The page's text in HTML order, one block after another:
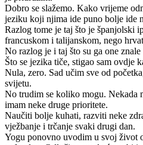
Dobro se slažemo. Kako vrijeme
jeziku koji njima ide puno bolje ide
Razlog tome je taj što je španjolski
francuskom i talijanskom, nego
No razlog je i taj što su ga one
Što se jezika tiče, stigao sam ovdje
Nula, zero. Sad učim sve od
svijetu.
No trudim se koliko mogu. Nekada
imam neke druge prioritete.
Naučiti bolje kuhati, razviti neke
vježbanje i trčanje svaki drugi dan.
Yogu ponovno uvodim u svoj život